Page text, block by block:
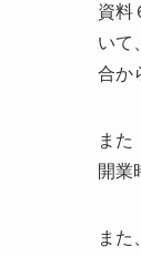
資料
いて
合か
また
開業
また